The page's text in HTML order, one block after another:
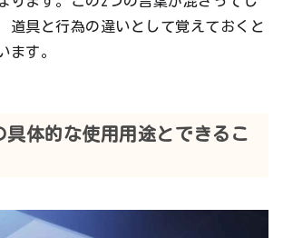
道具と行為の違いとして覚えておくと
ます。
具体的な使用用途とできるこ